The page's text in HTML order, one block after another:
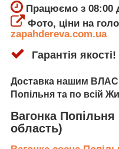
Працюємо з 08:00
Фото, ціни на
zapahdereva.com.ua
Гарантія
Доставка нашим
Попільня та по всій
Вагонка Попільня
область)